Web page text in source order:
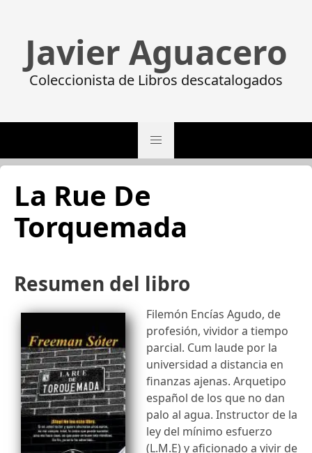
Javier Aguacero
Coleccionista de Libros descatalogados
La Rue De
Torquemada
Resumen del libro
Filemón Encías Agudo, de
profesión, vividor a tiempo
parcial. Cum laude por la
universidad a distancia en
finanzas ajenas. Arquetipo
español de los que no dan
palo al agua. Instructor de la
ley del mínimo esfuerzo
(L.M.E) y aficionado a vivir de